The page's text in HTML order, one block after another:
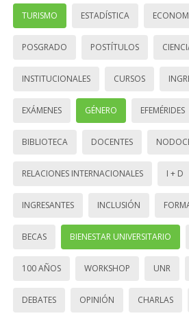
TURISMO ESTADÍSTICA
POSGRADO POSTÍTULOS
INSTITUCIONALES CURSOS
EXÁMENES GÉNERO EFEMÉRIDES
BIBLIOTECA DOCENTES
RELACIONES INTERNACIONALES I + D
INGRESANTES INCLUSIÓN
BECAS BIENESTAR UNIVERSITARIO
100 AÑOS WORKSHOP UNR
DEBATES OPINIÓN CHARLAS